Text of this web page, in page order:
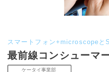
スマートフォン+microscopeと
最前線コンシューマ